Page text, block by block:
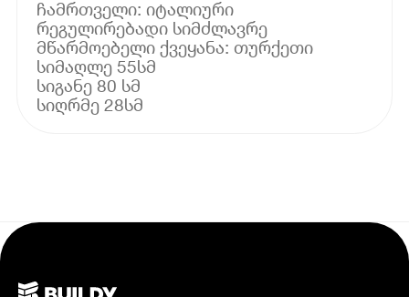
ჩამრთველი: იტალიური
რეგულირებადი სიმძლავრე
მწარმოებელი ქვეყანა: თურქეთი
სიმაღლე 55სმ
სიგანე 80 სმ
სიღრმე 28სმ